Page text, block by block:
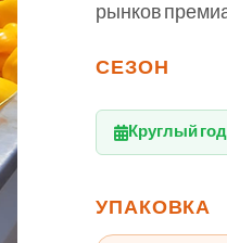
рынков
СЕЗОН
Круглый год
УПАКОВКА